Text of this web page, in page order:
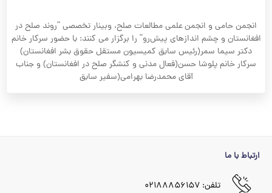
انجمن حامی و انجمن علمی مطالعات صلح، وبینار تخصصی “روند صلح در
افغانستان و چشم اندازهای پیش‌رو” را برگزار می کنند: با حضور سرکار خانم
دکتر سیما سمر(رئیس سابق کمیسیون مستقل حقوق بشر افغانستان)
سرکار خانم پلوشا حسن(فعال مدنی و کنشگر صلح در افغانستان) و جناب
آقای محمدرضا بهرامی(سفیر سابق
ارتباط با ما
تلفن: ۰۲۱۸۸۸۵۶۱۵۷